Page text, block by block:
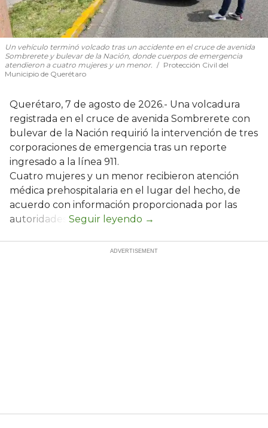
Un vehículo terminó volcado tras un accidente en el cruce de avenida
Sombrerete y bulevar de la Nación, donde cuerpos de emergencia
atendieron a cuatro mujeres y un menor.
Protección Civil del
Municipio de Querétaro
Querétaro, 7 de agosto de 2026.- Una volcadura
registrada en el cruce de avenida Sombrerete con
bulevar de la Nación requirió la intervención de tres
corporaciones de emergencia tras un reporte
ingresado a la línea 911.
Cuatro mujeres y un menor recibieron atención
médica prehospitalaria en el lugar del hecho, de
acuerdo con información proporcionada por las
autoridades.